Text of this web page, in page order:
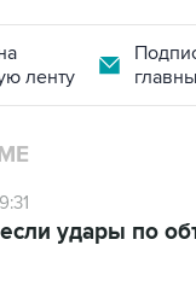
ленту
удары по